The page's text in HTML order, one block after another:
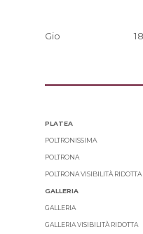
Gio
PLATEA
POLTRONISSIMA
POLTRONA
POLTRONA VISIBILITÀ RIDOTTA
GALLERIA
GALLERIA
GALLERIA VISIBILITÀ RIDOTTA